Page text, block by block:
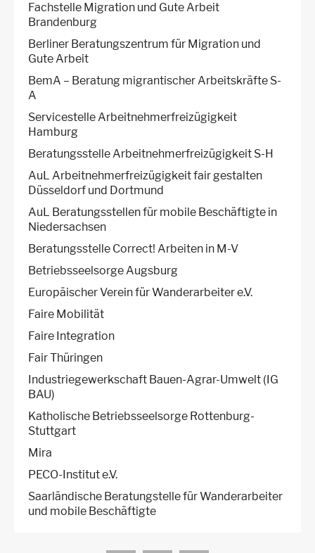
Fachstelle Migration und Gute Arbeit
Brandenburg
Berliner Beratungszentrum für Migration und
Gute Arbeit
BemA – Beratung migrantischer Arbeitskräfte S-
A
Servicestelle Arbeitnehmerfreizügigkeit
Hamburg
Beratungsstelle Arbeitnehmerfreizügigkeit S-H
AuL Arbeitnehmerfreizügigkeit fair gestalten
Düsseldorf und Dortmund
AuL Beratungsstellen für mobile Beschäftigte in
Niedersachsen
Beratungsstelle Correct! Arbeiten in M-V
Betriebsseelsorge Augsburg
Europäischer Verein für Wanderarbeiter e.V.
Faire Mobilität
Faire Integration
Fair Thüringen
Industriegewerkschaft Bauen-Agrar-Umwelt (IG
BAU)
Katholische Betriebsseelsorge Rottenburg-
Stuttgart
Mira
PECO-Institut e.V.
Saarländische Beratungstelle für Wanderarbeiter
und mobile Beschäftigte